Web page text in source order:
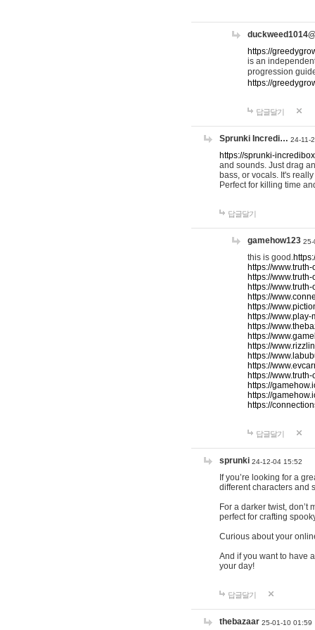
https://
is an
progression
https://
답글달기
Sprunki Incredi… 24-11-
https://sprunki-
and sounds. Just drag
bass, or vocals. It's
Perfect for killing time
답글달기
gamehow123 25-
this is good.
https://
https://
https://
https://
https://
https://
https://
https://
https://
https://
https://
https://
https://
https://
https://
답글달기
sprunki 24-12-04 15:52
If you’re looking for a
different characters and
For a darker twist, don’t
perfect for crafting
Curious about your
And if you want to have
your day!
답글달기
thebazaar 25-01-10 01:59